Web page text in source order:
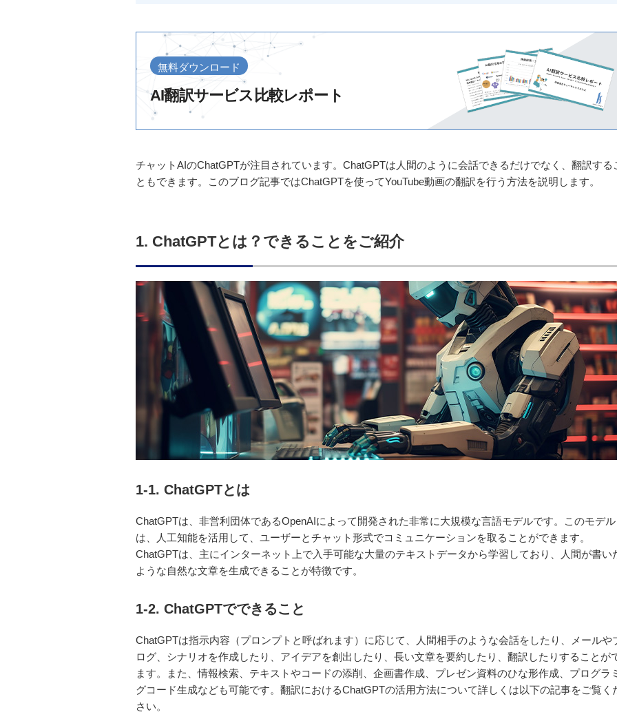
無料ダウンロード
AI翻訳サービス⽐較レポート
チャットAIのChatGPTが注目されています。ChatGPTは人間のように会話できるだけでなく、翻訳する
ともできます。このブログ記事ではChatGPTを使ってYouTube動画の翻訳を行う方法を説明します。
1. ChatGPTとは？できることをご紹介
1-1. ChatGPTとは
ChatGPTは、非営利団体であるOpenAIによって開発された非常に大規模な言語モデルです。このモデル
は、人工知能を活用して、ユーザーとチャット形式でコミュニケーションを取ることができます。
ChatGPTは、主にインターネット上で入手可能な大量のテキストデータから学習しており、人間が書い
ような自然な文章を生成できることが特徴です。
1-2. ChatGPTでできること
ChatGPTは指示内容（プロンプトと呼ばれます）に応じて、人間相手のような会話をしたり、メールや
ログ、シナリオを作成したり、アイデアを創出したり、長い文章を要約したり、翻訳したりすることが
ます。また、情報検索、テキストやコードの添削、企画書作成、プレゼン資料のひな形作成、プログラ
グコード生成なども可能です。翻訳におけるChatGPTの活用方法について詳しくは以下の記事をご覧く
さい。